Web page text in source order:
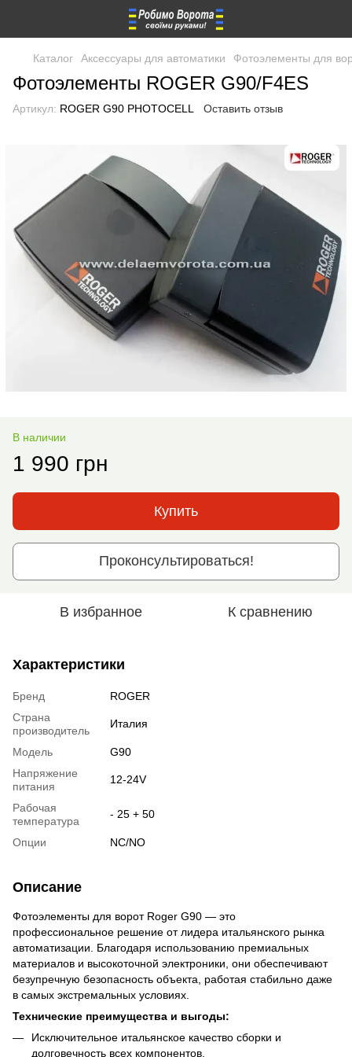
Каталог Аксессуары для автоматики Фотоэлементы для
Фотоэлементы ROGER G90/F4ES
Артикул: ROGER G90 PHOTOCELL Оставить отзыв
В наличии
1 990 грн
Купить
Проконсультироваться!
В избранное К сравнению
Характеристики
Бренд
ROGER
Страна
производитель
Италия
Модель
G90
Напряжение
питания
12-24V
Рабочая
температура
- 25 + 50
Опции NC/NO
Описание
Фотоэлементы для ворот Roger G90 — это
профессиональное решение от лидера итальянского рынка
автоматизации. Благодаря использованию премиальных
материалов и высокоточной электроники, они обеспечивают
безупречную безопасность объекта, работая стабильно даже
в самых экстремальных условиях.
Технические преимущества и выгоды:
Исключительное итальянское качество сборки и
долговечность всех компонентов.